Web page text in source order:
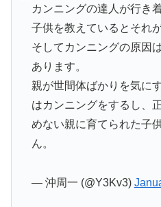
カンニングの達人が行き
子供を教えているとそれ
そしてカンニングの原因
あります。
親が世間体ばかりを気に
はカンニングをするし、
めない親に育てられた子
ん。
— 沖周一 (@Y3Kv3)